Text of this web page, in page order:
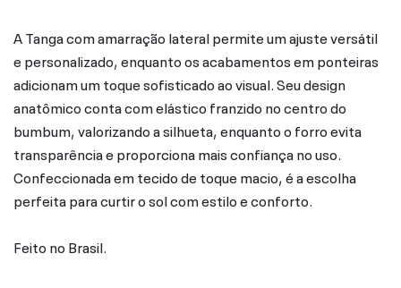
A Tanga com amarração lateral permite um ajuste versátil
e personalizado, enquanto os acabamentos em ponteiras
adicionam um toque sofisticado ao visual. Seu design
anatômico conta com elástico franzido no centro do
bumbum, valorizando a silhueta, enquanto o forro evita
transparência e proporciona mais confiança no uso.
Confeccionada em tecido de toque macio, é a escolha
perfeita para curtir o sol com estilo e conforto.
Feito no Brasil.